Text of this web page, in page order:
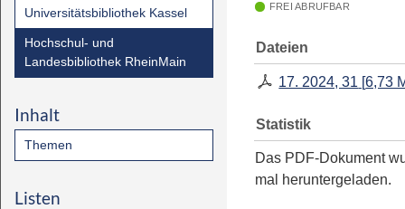
Universitätsbibliothek Kassel
Hochschul- und
Landesbibliothek RheinMain
Inhalt
Themen
Listen
FREI ABRUFBAR
Dateien
17. 2024, 31 [6,73
Statistik
Das PDF-Dokument
mal heruntergeladen.